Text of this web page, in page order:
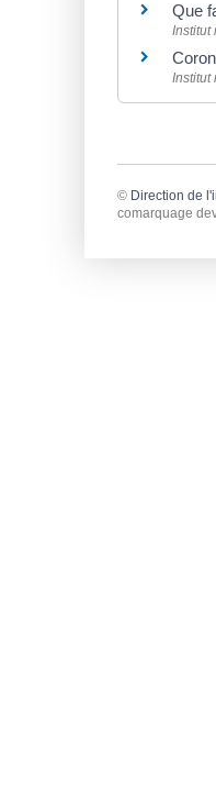
Que
Institut
Institut
© Direction de
comarquage